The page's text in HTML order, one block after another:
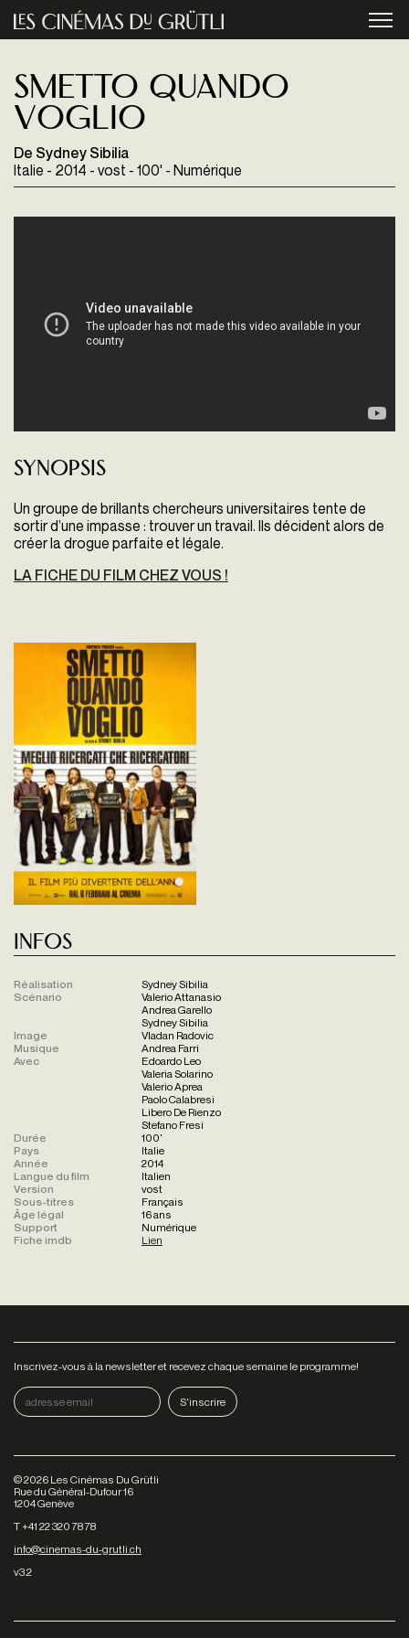
Aller au contenu principal
Smetto quando
voglio
De Sydney Sibilia
Italie - 2014 - vost - 100' - Numérique
Synopsis
Un groupe de brillants chercheurs universitaires tente de
sortir d’une impasse : trouver un travail. Ils décident alors de
créer la drogue parfaite et légale.
LA FICHE DU FILM CHEZ VOUS !
Infos
Réalisation
Sydney Sibilia
Scénario
Valerio Attanasio
Andrea Garello
Sydney Sibilia
Image
Vladan Radovic
Musique
Andrea Farri
Avec
Edoardo Leo
Valeria Solarino
Valerio Aprea
Paolo Calabresi
Libero De Rienzo
Stefano Fresi
Durée
100'
Pays
Italie
Année
2014
Langue du film
Italien
Version
vost
Sous-titres
Français
Âge légal
16 ans
Support
Numérique
Fiche imdb
Lien
Inscrivez-vous à la newsletter et recevez chaque semaine le programme!
©2026 Les Cinémas Du Grütli
Rue du Général-Dufour 16
1204 Genève
T +41 22 320 78 78
info@cinemas-du-grutli.ch
v3.2